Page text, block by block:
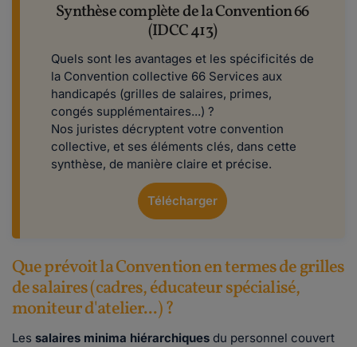
Synthèse complète de la Convention 66
(IDCC 413)
Quels sont les avantages et les spécificités de
la Convention collective 66 Services aux
handicapés (grilles de salaires, primes,
congés supplémentaires...) ?
Nos juristes décryptent votre convention
collective, et ses éléments clés, dans cette
synthèse, de manière claire et précise.
Télécharger
Que prévoit la Convention en termes de grilles
de salaires (cadres, éducateur spécialisé,
moniteur d'atelier...) ?
Les salaires minima hiérarchiques du personnel couvert